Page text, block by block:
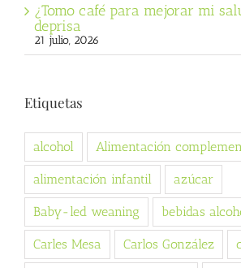
¿Tomo café para mejorar mi
deprisa
21 julio, 2026
Etiquetas
alcohol Alimentación
alimentación infantil azúcar
Baby-led weaning bebidas
Carles Mesa Carlos González